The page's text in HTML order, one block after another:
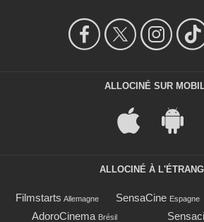
ALLOCINÉ SUR
ALLOCINÉ À
Filmstarts Allemagne SensaCine Espagne
AdoroCinema Brésil